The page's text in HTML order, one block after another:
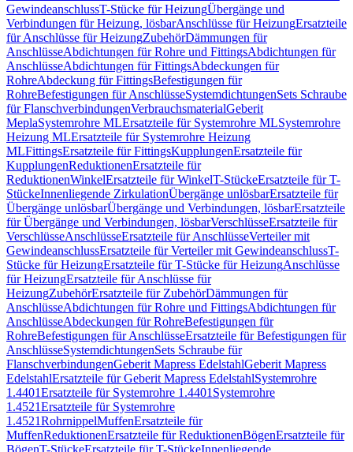
GewindeanschlussT-Stücke für HeizungÜbergänge und
Verbindungen für Heizung, lösbarAnschlüsse für HeizungErsatzteile
für Anschlüsse für HeizungZubehörDämmungen für
AnschlüsseAbdichtungen für Rohre und FittingsAbdichtungen für
AnschlüsseAbdichtungen für FittingsAbdeckungen für
RohreAbdeckung für FittingsBefestigungen für
RohreBefestigungen für AnschlüsseSystemdichtungenSets Schraube
für FlanschverbindungenVerbrauchsmaterialGeberit
MeplaSystemrohre MLErsatzteile für Systemrohre MLSystemrohre
Heizung MLErsatzteile für Systemrohre Heizung
MLFittingsErsatzteile für FittingsKupplungenErsatzteile für
KupplungenReduktionenErsatzteile für
ReduktionenWinkelErsatzteile für WinkelT-StückeErsatzteile für T-
StückeInnenliegende ZirkulationÜbergänge unlösbarErsatzteile für
Übergänge unlösbarÜbergänge und Verbindungen, lösbarErsatzteile
für Übergänge und Verbindungen, lösbarVerschlüsseErsatzteile für
VerschlüsseAnschlüsseErsatzteile für AnschlüsseVerteiler mit
GewindeanschlussErsatzteile für Verteiler mit GewindeanschlussT-
Stücke für HeizungErsatzteile für T-Stücke für HeizungAnschlüsse
für HeizungErsatzteile für Anschlüsse für
HeizungZubehörErsatzteile für ZubehörDämmungen für
AnschlüsseAbdichtungen für Rohre und FittingsAbdichtungen für
AnschlüsseAbdeckungen für RohreBefestigungen für
RohreBefestigungen für AnschlüsseErsatzteile für Befestigungen für
AnschlüsseSystemdichtungenSets Schraube für
FlanschverbindungenGeberit Mapress EdelstahlGeberit Mapress
EdelstahlErsatzteile für Geberit Mapress EdelstahlSystemrohre
1.4401Ersatzteile für Systemrohre 1.4401 Systemrohre
1.4521Ersatzteile für Systemrohre
1.4521RohrnippelMuffenErsatzteile für
MuffenReduktionenErsatzteile für ReduktionenBögenErsatzteile für
BögenT-StückeErsatzteile für T-StückeInnenliegende